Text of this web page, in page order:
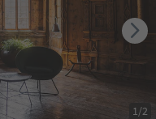
1/2